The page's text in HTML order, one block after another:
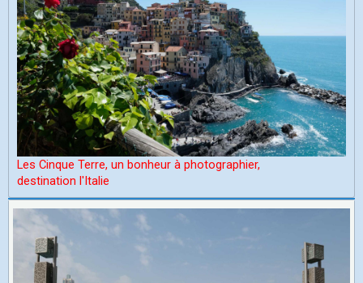
Les Cinque Terre, un bonheur à photographier,
destination l'Italie